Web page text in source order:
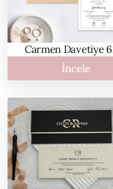
Carmen Davetiye
İncele